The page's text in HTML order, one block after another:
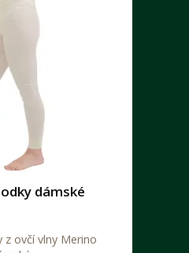
dámské
z ovčí vlny Merino